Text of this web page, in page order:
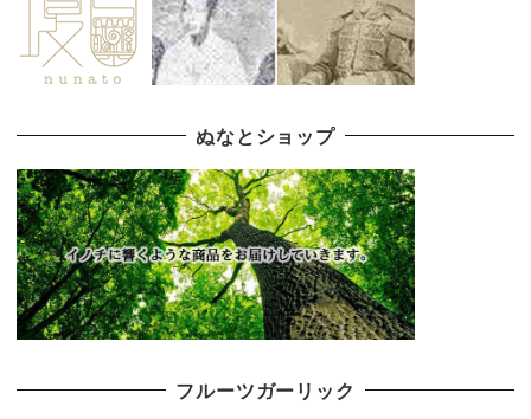
ぬなとショップ
フルーツガーリック